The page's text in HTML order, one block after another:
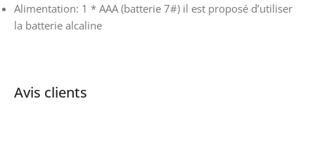
Alimentation: 1 * AAA (batterie 7#) il est proposé d’utiliser
la batterie alcaline
Avis clients